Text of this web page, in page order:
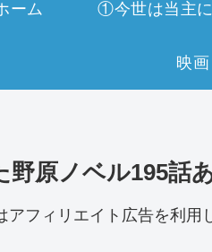
ーム
野原ノベル195話
フィリエイト広告を利用